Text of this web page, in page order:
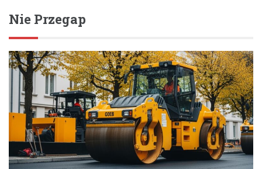
Nie Przegap